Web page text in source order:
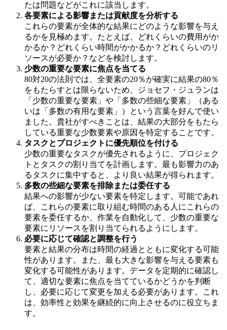
たは問題などがこれに該当します。
各要素による影響または貢献度を分析する
これらの要素が全体的な結果にどのような影響を与え
るかを見極めます。たとえば、どれくらいの費用がか
かるか？どれくらい時間がかかるか？どれくらいのリ
ソースが必要か？などを検討します。
少数の重要な要素に焦点を当てる
80対20の法則では、全要素の20％が確実に結果の80％
をもたらすとは限らないため、ジョセフ・ジュランは
「少数の重要な要素」や「多数の些細な要素」（ある
いは「多数の有用な要素」）という言葉を好んで使い
ました。貴社がすべきことは、結果の大部分をもたら
している重要な少数要素や原因を特定することです。
タスクとプロジェクトに優先順位を付ける
少数の重要なタスクが優先されるように、プロジェク
トとタスクの割り当てを計画します。最も影響力のあ
るタスクに集中すると、より良い結果が得られます。
多数の些細な要素を排除または委任する
結果への影響が少ない要素を特定します。可能であれ
ば、これらの要素に取り組む時間のある人にこれらの
要素を委任するか、作業を自動化して、少数の重要な
要素にリソースを割り当てられるようにします。
必要に応じて確認と調整を行う
要素と結果の分布は時間の経過とともに変化する可能
性があります。また、最も大きな影響を与える要素も
変化する可能性があります。データを定期的に確認し
て、適切な要素に焦点を当てているかどうかを判断
し、必要に応じて変更を加える必要があります。これ
は、効率性と効果を継続的に向上させるのに役立ちま
す。